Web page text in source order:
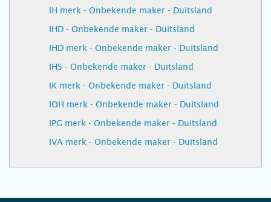
IH merk - Onbekende maker - Duitsland
IHD - Onbekende maker - Duitsland
IHD merk - Onbekende maker - Duitsland
IHS - Onbekende maker - Duitsland
IK merk - Onbekende maker - Duitsland
IOH merk - Onbekende maker - Duitsland
IPG merk - Onbekende maker - Duitsland
IVA merk - Onbekende maker - Duitsland